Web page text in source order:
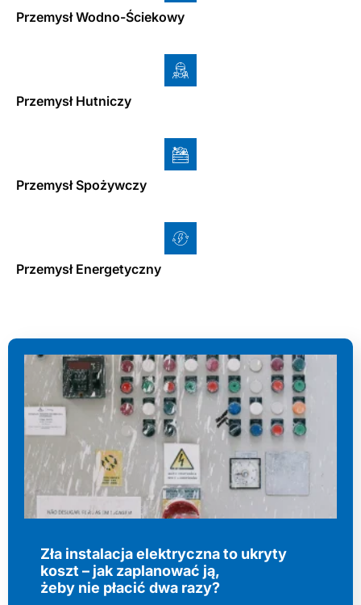
Przemysł Wodno-Ściekowy
Przemysł Hutniczy
Przemysł Spożywczy
Przemysł Energetyczny
Zła instalacja elektryczna to ukryty
koszt – jak zaplanować ją,
żeby nie płacić dwa razy?